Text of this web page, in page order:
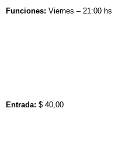
Funciones: Viernes – 21:00 hs
Entrada: $ 40,00